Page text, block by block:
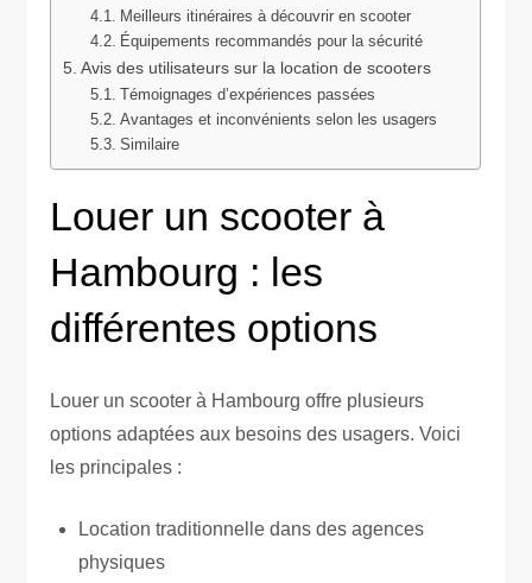
Meilleurs itinéraires à découvrir en scooter
Équipements recommandés pour la sécurité
Avis des utilisateurs sur la location de scooters
Témoignages d’expériences passées
Avantages et inconvénients selon les usagers
Similaire
Louer un scooter à
Hambourg : les
différentes options
Louer un scooter à Hambourg offre plusieurs
options adaptées aux besoins des usagers. Voici
les principales :
Location traditionnelle dans des agences
physiques